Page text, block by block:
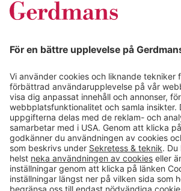
Kundcase
Läsvärt
Kontakt
info@gerdmans.se
0433-740 80
Kundservice öppettider
Vardagar 07.30-17.00